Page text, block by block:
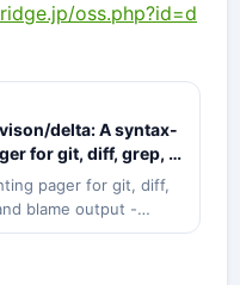
oss.php?id=d
delta: A syntax-
for git, diff, grep, rg
output
pager for git, diff,
blame output -